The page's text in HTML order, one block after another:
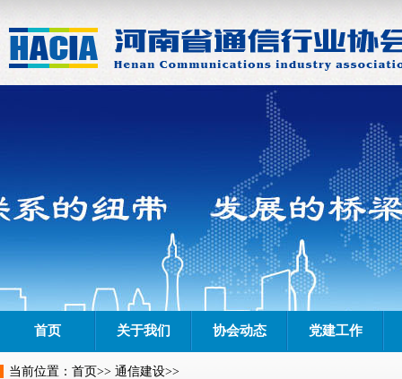
首页 关于我们 协会动态 党建工作
当前位置： 首页>> 通信建设>>